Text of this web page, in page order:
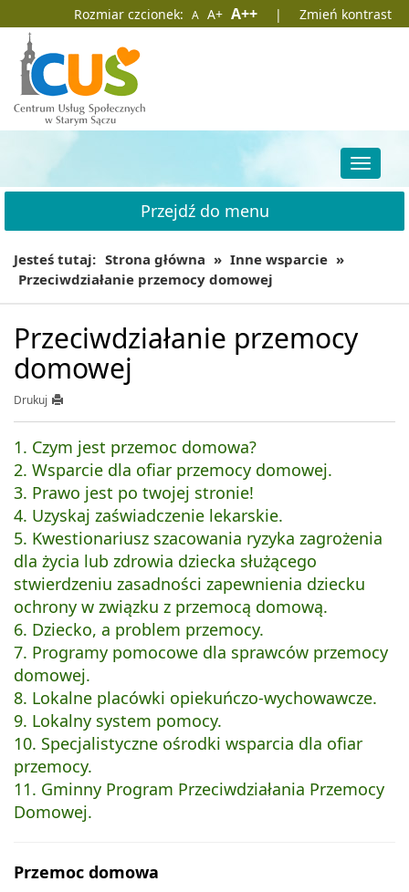
do
głównej
treści
do
wyszukiwarki
Rozmiar czcionek:
Domyślna
czcionka
A Większa
czcionka
A+ Największa
czcionka
A++ | Zmień kontrast
Przełącz
Przejdź do menu
Jesteś tutaj: Strona główna » Inne wsparcie »
Przeciwdziałanie przemocy domowej
Przeciwdziałanie przemocy
domowej
Drukuj
1. Czym jest przemoc domowa?
2. Wsparcie dla ofiar przemocy domowej.
3. Prawo jest po twojej stronie!
4. Uzyskaj zaświadczenie lekarskie.
5. Kwestionariusz szacowania ryzyka zagrożenia
dla życia lub zdrowia dziecka służącego
stwierdzeniu zasadności zapewnienia dziecku
ochrony w związku z przemocą domową.
6. Dziecko, a problem przemocy.
7. Programy pomocowe dla sprawców przemocy
domowej.
8. Lokalne placówki opiekuńczo-wychowawcze.
9. Lokalny system pomocy.
10. Specjalistyczne ośrodki wsparcia dla ofiar
przemocy.
11. Gminny Program Przeciwdziałania Przemocy
Domowej.
Przemoc domowa